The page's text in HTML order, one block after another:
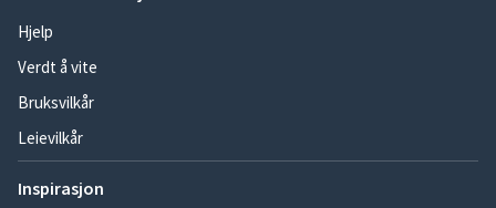
Hjelp
Verdt å vite
Bruksvilkår
Leievilkår
Inspirasjon